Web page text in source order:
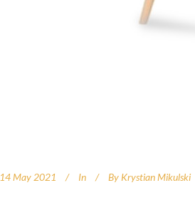
14 May 2021 In By Krystian Mikulski